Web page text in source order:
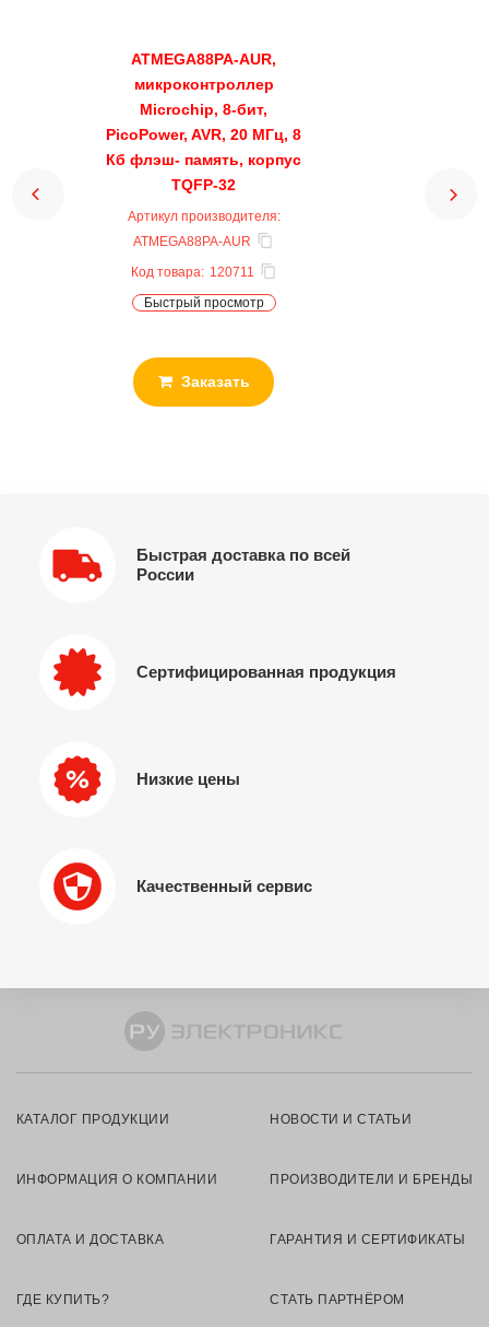
ATMEGA88PA-AUR,
микроконтроллер
Microchip, 8-бит,
PicoPower, AVR, 20 МГц, 8
Кб флэш- память, корпус
TQFP-32
Артикул производителя:
ATMEGA88PA-AUR
Код товара: 120711
Быстрый просмотр
Заказать
Быстрая доставка по всей
России
Сертифицированная продукция
Низкие цены
Качественный сервис
КАТАЛОГ ПРОДУКЦИИ НОВОСТИ И СТАТЬИ
ИНФОРМАЦИЯ О КОМПАНИИ ПРОИЗВОДИТЕЛИ И БРЕНДЫ
ОПЛАТА И ДОСТАВКА ГАРАНТИЯ И СЕРТИФИКАТЫ
ГДЕ КУПИТЬ? СТАТЬ ПАРТНЁРОМ